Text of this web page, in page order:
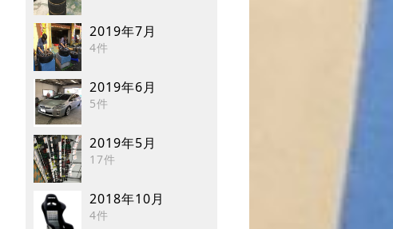
2019年7月
4件
2019年6月
5件
2019年5月
17件
2018年10月
4件